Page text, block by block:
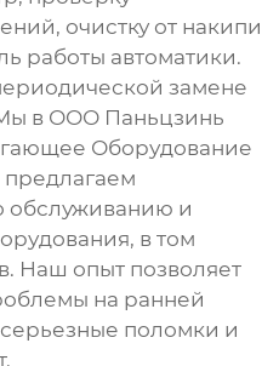
очистку от накипи
работы автоматики.
замене
в ООО Паньцзинь
Оборудование
обслуживанию и
в том
. Наш опыт позволяет
на ранней
поломки и